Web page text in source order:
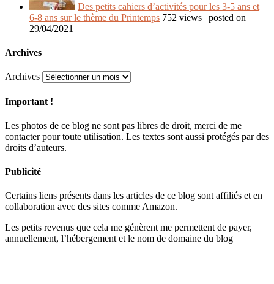
Des petits cahiers d’activités pour les 3-5 ans et
6-8 ans sur le thème du Printemps 752 views | posted on
29/04/2021
Archives
Archives
Important !
Les photos de ce blog ne sont pas libres de droit, merci de me
contacter pour toute utilisation. Les textes sont aussi protégés par des
droits d’auteurs.
Publicité
Certains liens présents dans les articles de ce blog sont affiliés et en
collaboration avec des sites comme Amazon.
Les petits revenus que cela me génèrent me permettent de payer,
annuellement, l’hébergement et le nom de domaine du blog